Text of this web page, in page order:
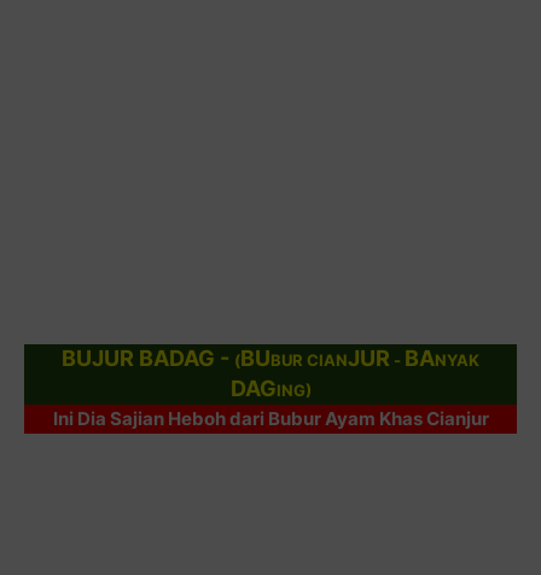
BUJUR BADAG - (BUBUR CIANJUR - BANYAK
DAGING)
Ini Dia Sajian Heboh dari Bubur Ayam Khas Cianjur